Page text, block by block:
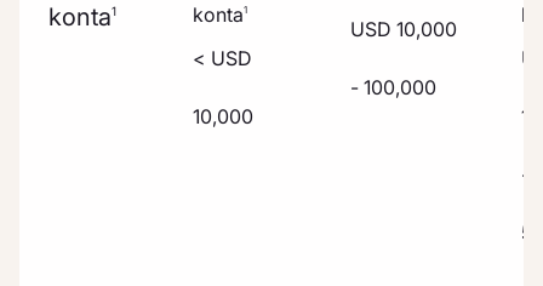
konta1
konta1
< USD
10,000
USD 10,000
- 100,000
-